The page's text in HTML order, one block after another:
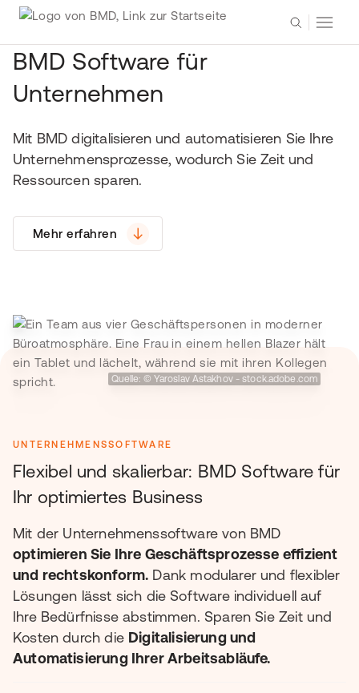
BMD Software für
Unternehmen
Mit BMD digitalisieren und automatisieren Sie Ihre
Unternehmensprozesse, wodurch Sie Zeit und
Ressourcen sparen.
Mehr erfahren
Quelle: © Yaroslav Astakhov - stock.adobe.com
UNTERNEHMENSSOFTWARE
Flexibel und skalierbar: BMD Software für
Ihr optimiertes Business
Mit der Unternehmenssoftware von BMD
optimieren Sie Ihre Geschäftsprozesse effizient
und rechtskonform. Dank modularer und flexibler
Lösungen lässt sich die Software individuell auf
Ihre Bedürfnisse abstimmen. Sparen Sie Zeit und
Kosten durch die Digitalisierung und
Automatisierung Ihrer Arbeitsabläufe.